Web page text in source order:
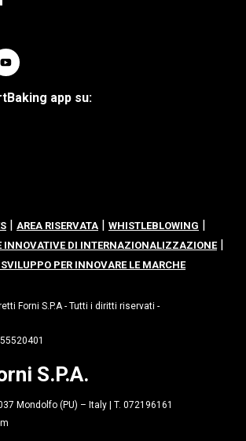
app su:
| AREA RISERVATA | WHISTLEBLOWING |
INNOVATIVE DI INTERNAZIONALIZZAZIONE |
PER INNOVARE LE MARCHE
Forni S.P.A - Tutti i diritti riservati -
S.P.A.
Mondolfo (PU) – Italy | T. 072196161